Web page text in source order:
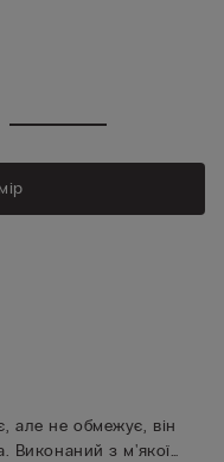
але не обмежує, він
Виконаний з м'якої